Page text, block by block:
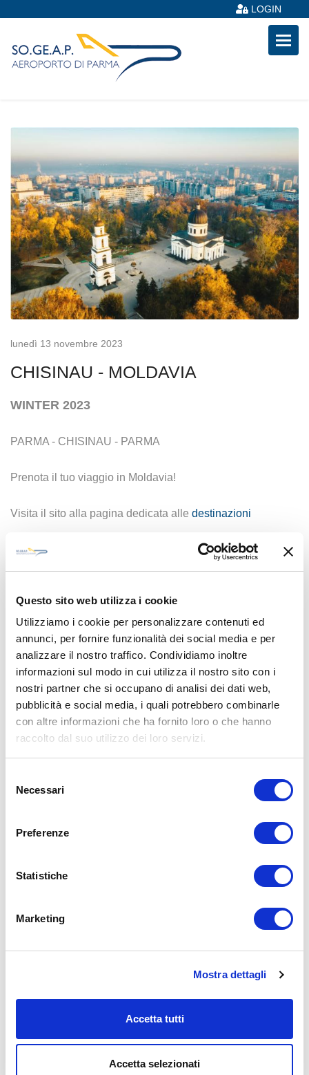
Questo sito web utilizza i cookie
Utilizziamo i cookie per personalizzare contenuti ed
annunci, per fornire funzionalità dei social media e per
analizzare il nostro traffico. Condividiamo inoltre
informazioni sul modo in cui utilizza il nostro sito con i
nostri partner che si occupano di analisi dei dati web,
pubblicità e social media, i quali potrebbero combinarle
con altre informazioni che ha fornito loro o che hanno
raccolto dal suo utilizzo dei loro servizi.
delNecessari
Preferenze
Statistiche
Marketing
Mostra dettagli
Accetta tutti
Accetta selezionati
LOGIN
lunedì 13 novembre 2023
CHISINAU - MOLDAVIA
WINTER 2023
PARMA - CHISINAU - PARMA
Prenota il tuo viaggio in Moldavia!
Visita il sito alla pagina dedicata alle destinazioni
Nuove disposizioni Ryanair sui documenti di viaggio
Festa della Musica 21 giugno
TRAPANI
COMISO